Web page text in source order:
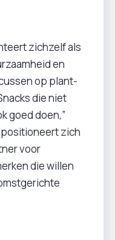
zichzelf als
en
op plant-
die niet
goed doen,”
zich
voor
die willen